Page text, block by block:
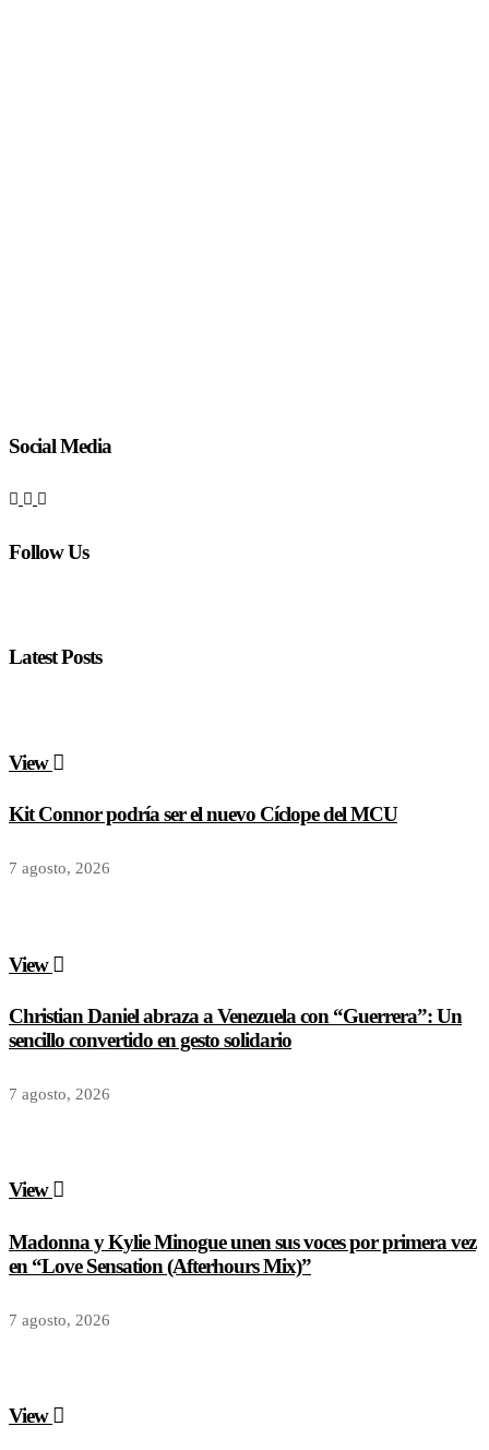
Social Media
Follow Us
Latest Posts
View
Kit Connor podría ser el nuevo Cíclope del MCU
7 agosto, 2026
View
Christian Daniel abraza a Venezuela con “Guerrera”: Un
sencillo convertido en gesto solidario
7 agosto, 2026
View
Madonna y Kylie Minogue unen sus voces por primera vez
en “Love Sensation (Afterhours Mix)”
7 agosto, 2026
View